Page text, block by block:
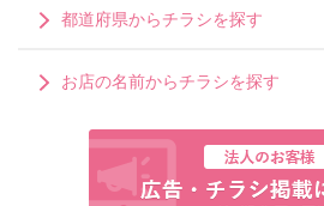
都道府県からチラシを探す
お店の名前からチラシを探す